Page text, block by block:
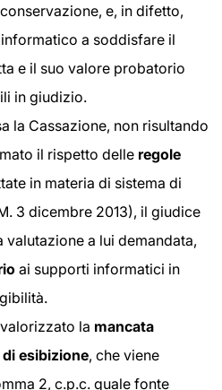
e, in difetto,
a soddisfare il
e il suo valore probatorio
in giudizio.
la Cassazione, non risultando
il rispetto delle regole
in materia di sistema di
3 dicembre 2013), il giudice
a lui demandata,
ai supporti informatici in
la mancata
esibizione, che viene
2, c.p.c. quale fonte